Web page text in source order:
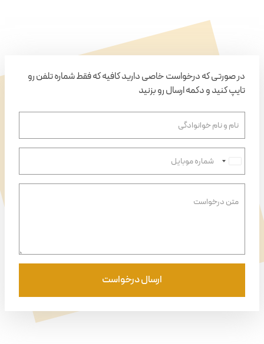
در صورتی که درخواست خاصی دارید کافیه که فقط شماره تلفن رو
تایپ کنید و دکمه ارسال رو بزنید
n
ارسال درخواست